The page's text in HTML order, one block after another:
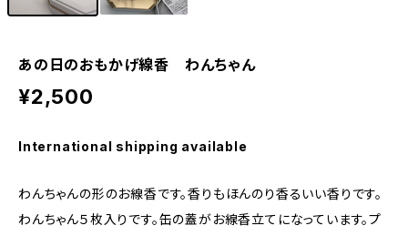
あの日のおもかげ線香 わんちゃん
¥2,500
International shipping available
わんちゃんの形のお線香です。香りもほんのり香るいい香りです。
わんちゃん５枚入りです。缶の蓋がお線香立てになっています。プ